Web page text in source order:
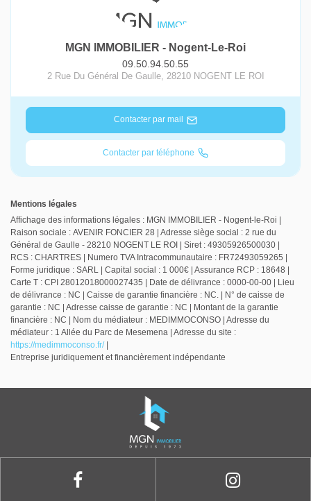
MGN IMMOBILIER - Nogent-Le-Roi
09.50.94.50.55
2 Rue Du Général De Gaulle, 28210 NOGENT LE ROI
Contacter par mail
Contacter par téléphone
Mentions légales
Affichage des informations légales : MGN IMMOBILIER - Nogent-le-Roi |
Raison sociale : AVENIR FONCIER 28 | Adresse siège social : 2 rue du
Général de Gaulle - 28210 NOGENT LE ROI | Siret : 49305926500030 |
RCS : CHARTRES | Numero TVA Intracommunautaire : FR72493059265 |
Forme juridique : SARL | Capital social : 1 000€ | Assurance RCP : 18648 |
Carte T : CPI 28012018000027435 | Date de délivrance : 0000-00-00 | Lieu
de délivrance : NC | Caisse de garantie financière : NC. | N° de caisse de
garantie : NC | Adresse caisse de garantie : NC | Montant de la garantie
financière : NC | Nom du médiateur : MEDIMMOCONSO | Adresse du
médiateur : 1 Allée du Parc de Mesemena | Adresse du site :
https://medimmoconso.fr/|
Entreprise juridiquement et financièrement indépendante